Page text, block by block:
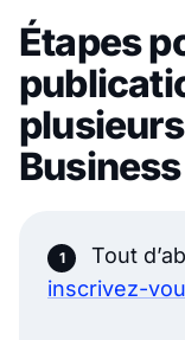
Étapes
Business
Tout
inscrivez-